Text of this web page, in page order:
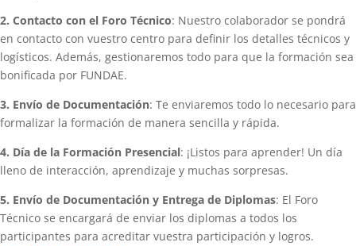
2. Contacto con el Foro Técnico: Nuestro colaborador se pondrá
en contacto con vuestro centro para definir los detalles técnicos y
logísticos. Además, gestionaremos todo para que la formación sea
bonificada por FUNDAE.
3. Envío de Documentación: Te enviaremos todo lo necesario para
formalizar la formación de manera sencilla y rápida.
4. Día de la Formación Presencial: ¡Listos para aprender! Un día
lleno de interacción, aprendizaje y muchas sorpresas.
5. Envío de Documentación y Entrega de Diplomas: El Foro
Técnico se encargará de enviar los diplomas a todos los
participantes para acreditar vuestra participación y logros.